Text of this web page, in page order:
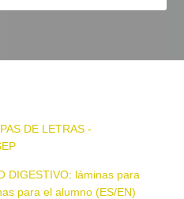
DE LETRAS -
DIGESTIVO: láminas para
para el alumno (ES/EN)